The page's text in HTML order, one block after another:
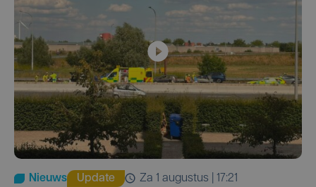
Nieuws Update
za 1 augustus | 17:21